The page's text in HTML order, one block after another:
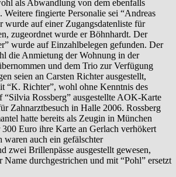
als Abwandlung von dem ebenfalls
Weitere fingierte Personalie sei “Andreas
wurde auf einer Zugangsdatenliste für
zugeordnet wurde er Böhnhardt. Der
wurde auf Einzahlbelegen gefunden. Der
die Anmietung der Wohnung in der
und dem Trio zur Verfügung
seien an Carsten Richter ausgestellt,
“K. Richter”, wohl ohne Kenntnis des
“Silvia Rossberg” ausgestellte AOK-Karte
Zahnarztbesuch in Halle 2006. Rossberg
hatte bereits als Zeugin in München
300 Euro ihre Karte an Gerlach verhökert
waren auch ein gefälschter
zwei Brillenpässe ausgestellt gewesen,
Name durchgestrichen und mit “Pohl” ersetzt